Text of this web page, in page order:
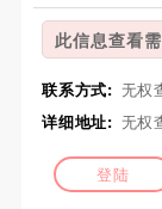
此信息查看
联系方式: 无权
详细地址: 无权
登陆